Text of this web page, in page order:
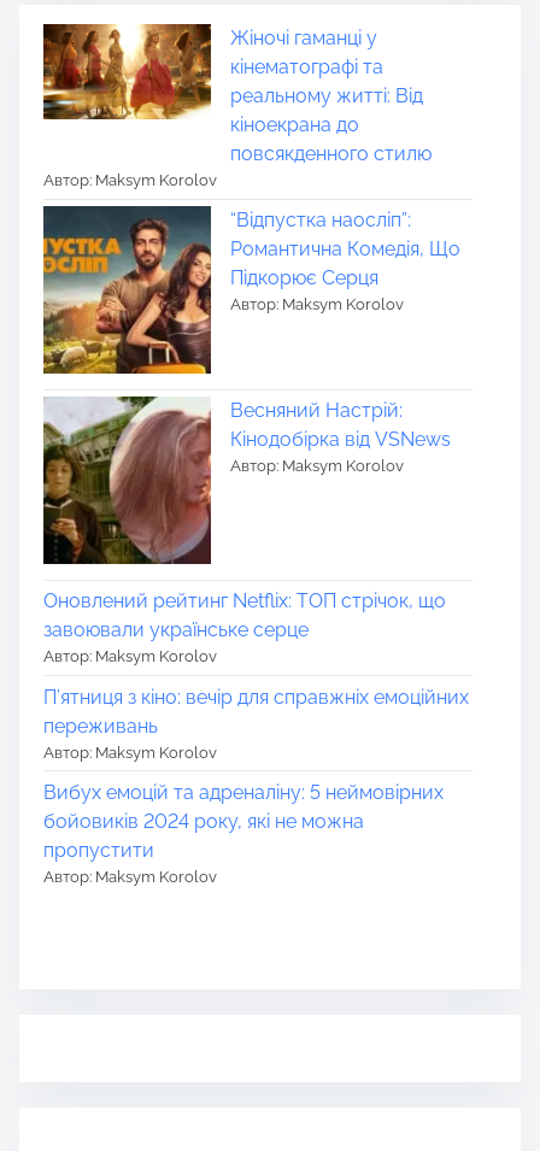
Жіночі гаманці у
кінематографі та
реальному житті: Від
кіноекрана до
повсякденного стилю
Автор: Maksym Korolov
“Відпустка наосліп”:
Романтична Комедія, Що
Підкорює Серця
Автор: Maksym Korolov
Весняний Настрій:
Кінодобірка від VSNews
Автор: Maksym Korolov
Оновлений рейтинг Netflix: ТОП стрічок, що
завоювали українське серце
Автор: Maksym Korolov
П’ятниця з кіно: вечір для справжніх емоційних
переживань
Автор: Maksym Korolov
Вибух емоцій та адреналіну: 5 неймовірних
бойовиків 2024 року, які не можна
пропустити
Автор: Maksym Korolov